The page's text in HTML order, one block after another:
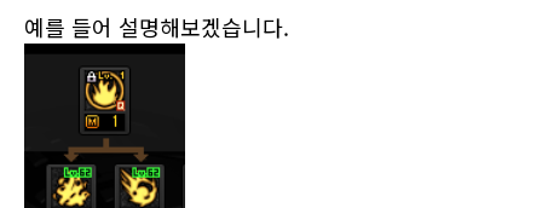
예를 들어 설명해보겠습니다.